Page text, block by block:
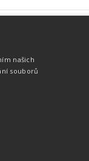
zakázku.
našich
souborů